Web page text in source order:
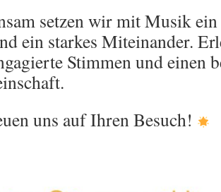
setzen wir mit Musik
ein starkes Miteinander.
Stimmen und einen
uns auf Ihren Besuch!